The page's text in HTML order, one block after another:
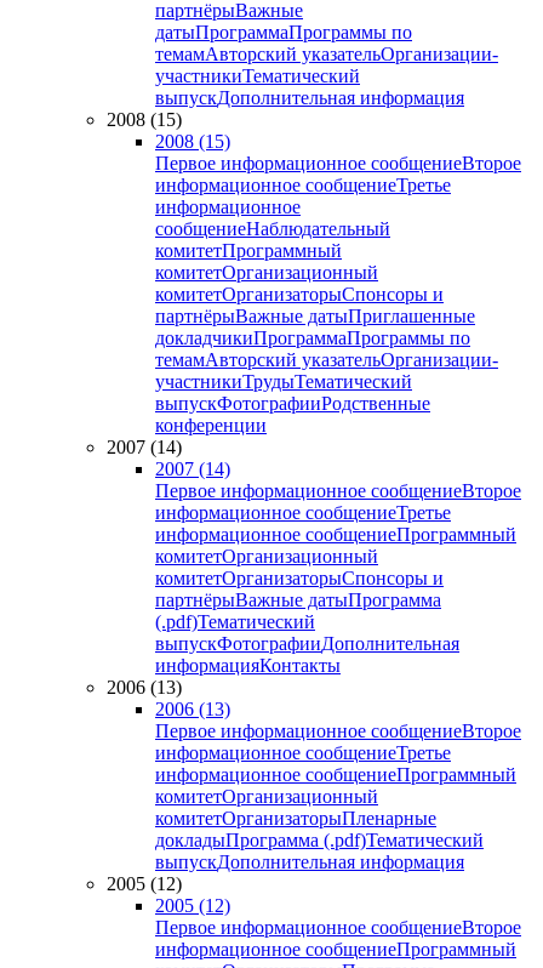
партнёрыВажные
датыПрограммаПрограммы по
темамАвторский указательОрганизации-
участникиТематический
выпускДополнительная информация
2008 (15)
2008 (15)
Первое информационное сообщениеВторое
информационное сообщениеТретье
информационное
сообщениеНаблюдательный
комитетПрограммный
комитетОрганизационный
комитетОрганизаторыСпонсоры и
партнёрыВажные датыПриглашенные
докладчикиПрограммаПрограммы по
темамАвторский указательОрганизации-
участникиТрудыТематический
выпускФотографииРодственные
конференции
2007 (14)
2007 (14)
Первое информационное сообщениеВторое
информационное сообщениеТретье
информационное сообщениеПрограммный
комитетОрганизационный
комитетОрганизаторыСпонсоры и
партнёрыВажные датыПрограмма
(.pdf)Тематический
выпускФотографииДополнительная
информацияКонтакты
2006 (13)
2006 (13)
Первое информационное сообщениеВторое
информационное сообщениеТретье
информационное сообщениеПрограммный
комитетОрганизационный
комитетОрганизаторыПленарные
докладыПрограмма (.pdf)Тематический
выпускДополнительная информация
2005 (12)
2005 (12)
Первое информационное сообщениеВторое
информационное сообщениеПрограммный